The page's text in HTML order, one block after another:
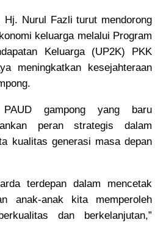
Hj. Nurul Fazli turut mendorong
keluarga melalui Program
Keluarga (UP2K) PKK
meningkatkan kesejahteraan
gampong yang baru
peran strategis dalam
kualitas generasi masa depan
terdepan dalam mencetak
anak-anak kita memperoleh
dan berkelanjutan,”